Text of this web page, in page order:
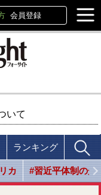
会員登録
いて
ランキング
カ #習近平体制の光